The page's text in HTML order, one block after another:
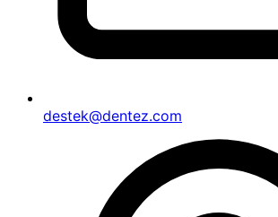
destek@dentez.com